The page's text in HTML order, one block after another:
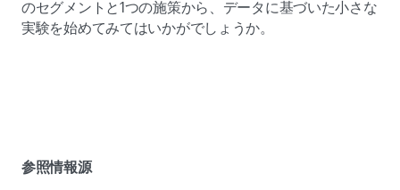
のセグメントと1つの施策から、データに基づいた小さな
実験を始めてみてはいかがでしょうか。
参照情報源